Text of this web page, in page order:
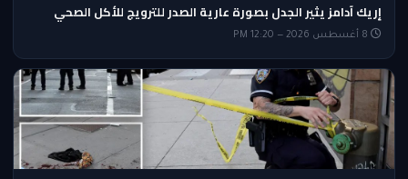
إريك آدامز يثير الجدل بصورة عارية الصدر للترويج للأكل الصحي